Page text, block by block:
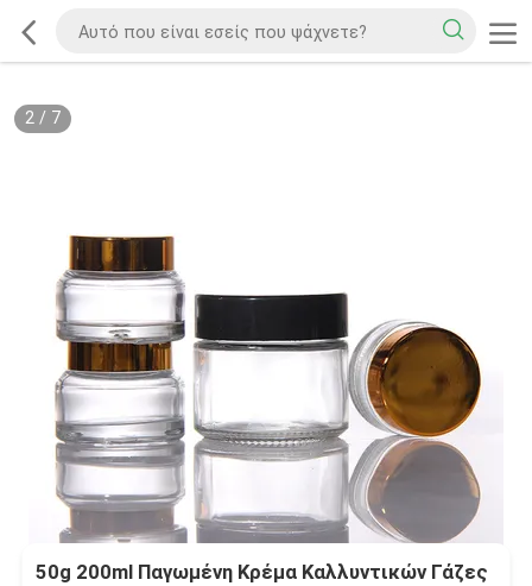
2/ 7
50g 200ml Παγωμένη Κρέμα Καλλυντικών Γάζες